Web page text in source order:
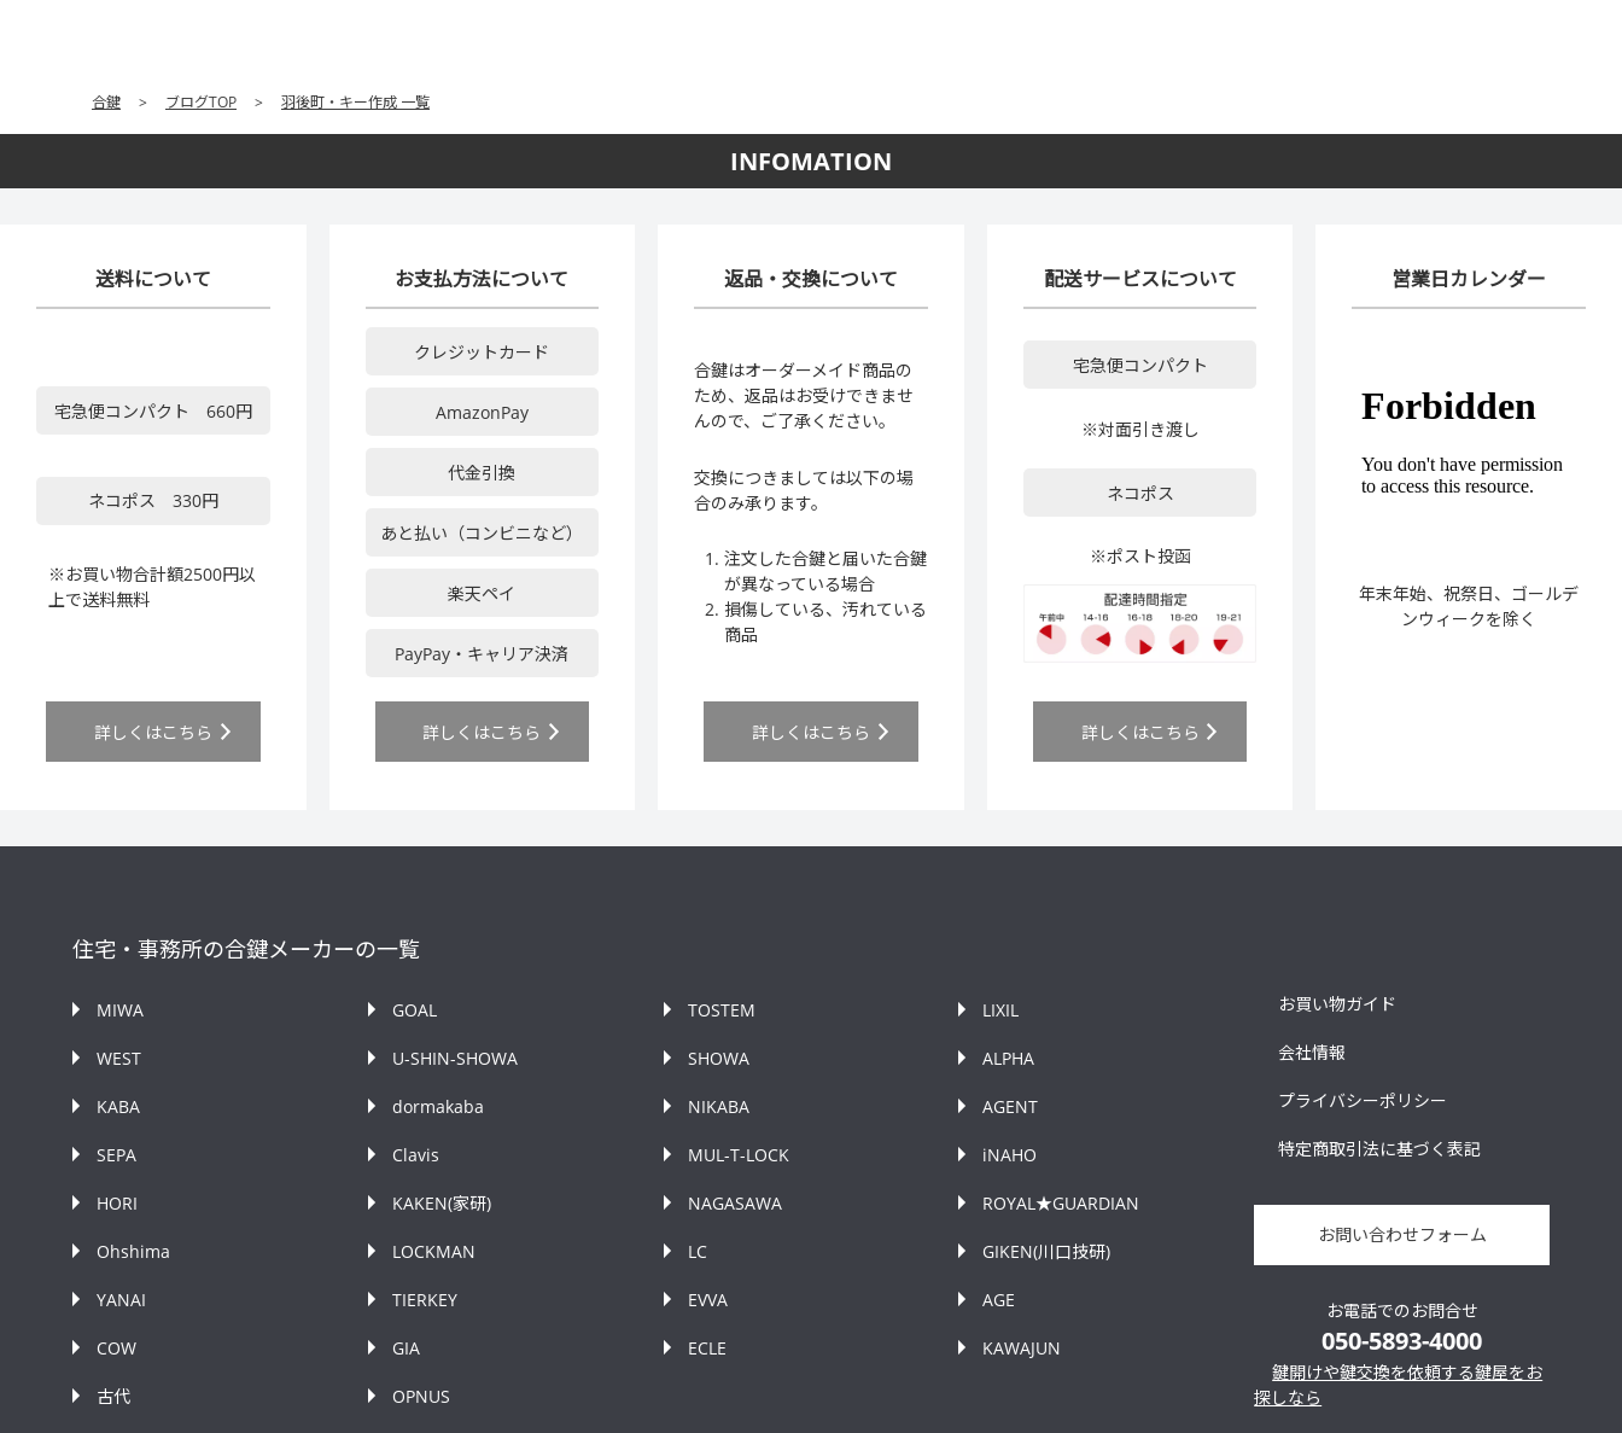
合鍵 > ブログTOP > 羽後町・キー作成 一覧
INFOMATION
送料について
宅急便コンパクト 660円
ネコポス 330円
※お買い物合計額2500円以
上で送料無料
詳しくはこちら
お支払方法について
クレジットカード
AmazonPay
代金引換
あと払い（コンビニなど）
楽天ペイ
PayPay・キャリア決済
詳しくはこちら
返品・交換について
合鍵はオーダーメイド商品の
ため、返品はお受けできませ
んので、ご了承ください。
交換につきましては以下の場
合のみ承ります。
注文した合鍵と届いた合鍵
が異なっている場合
損傷している、汚れている
商品
詳しくはこちら
配送サービスについて
宅急便コンパクト
※対面引き渡し
ネコポス
※ポスト投函
詳しくはこちら
営業日カレンダー
年末年始、祝祭日、ゴールデ
ンウィークを除く
住宅・事務所の合鍵メーカーの一覧
MIWA GOAL TOSTEM LIXIL
WEST U-SHIN-SHOWA SHOWA ALPHA
KABA dormakaba NIKABA AGENT
SEPA Clavis MUL-T-LOCK iNAHO
HORI KAKEN(家研) NAGASAWA ROYAL★GUARDIAN
Ohshima LOCKMAN LC GIKEN(川口技研)
YANAI TIERKEY EVVA AGE
COW GIA ECLE KAWAJUN
古代 OPNUS
お買い物ガイド
会社情報
プライバシーポリシー
特定商取引法に基づく表記
お問い合わせフォーム
お電話でのお問合せ
050-5893-4000
鍵開けや鍵交換を依頼する鍵屋をお
探しなら